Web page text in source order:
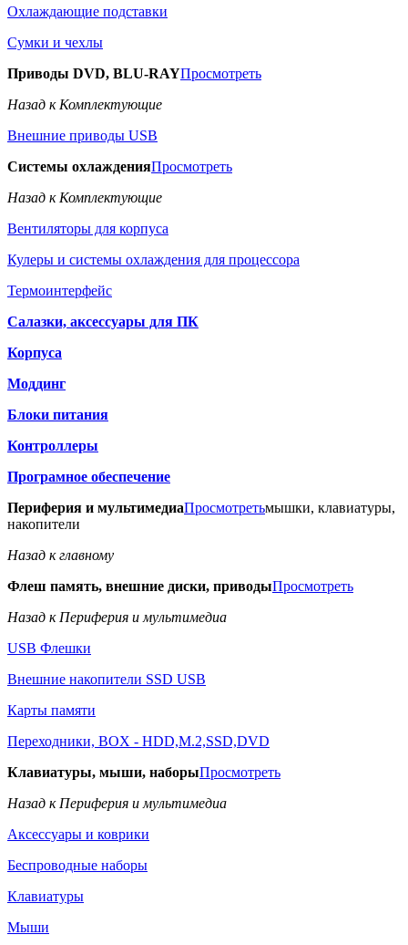
Охлаждающие подставки
Сумки и чехлы
Приводы DVD, BLU-RAYПросмотреть
Назад к Комплектующие
Внешние приводы USB
Системы охлажденияПросмотреть
Назад к Комплектующие
Вентиляторы для корпуса
Кулеры и системы охлаждения для процессора
Термоинтерфейс
Салазки, аксессуары для ПК
Корпуса
Моддинг
Блоки питания
Контроллеры
Програмное обеспечение
Периферия и мультимедиаПросмотретьмышки, клавиатуры,
накопители
Назад к главному
Флеш память, внешние диски, приводыПросмотреть
Назад к Периферия и мультимедиа
USB Флешки
Внешние накопители SSD USB
Карты памяти
Переходники, BOX - HDD,M.2,SSD,DVD
Клавиатуры, мыши, наборыПросмотреть
Назад к Периферия и мультимедиа
Аксессуары и коврики
Беспроводные наборы
Клавиатуры
Мыши